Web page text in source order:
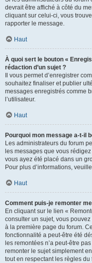
devrait être affiché à côté du
cliquant sur celui-ci, vous
rapporter le message.
Haut
À quoi sert le bouton «
rédaction d’un sujet ?
Il vous permet d’enregistrer
souhaitez finaliser et publier
messages enregistrés comme
l’utilisateur.
Haut
Pourquoi mon message a-t-il
Les administrateurs du forum
les messages que vous
vous ayez été placé dans un
Pour plus d’informations,
Haut
Comment puis-je remonter
En cliquant sur le lien «
consulter un sujet, vous
à la première page du forum.
fonctionnalité a peut-être été
les remontées n’a peut-être
remonter le sujet simplement
tout en respectant les règles du